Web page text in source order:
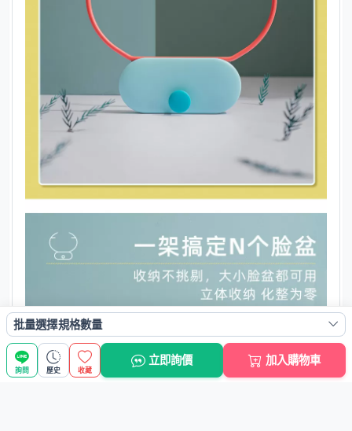
批量選擇規格數量
詢問 歷史 收藏
立即詢價 加入購物車